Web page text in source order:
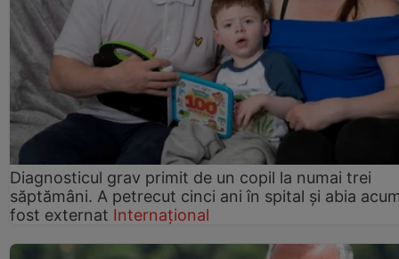
Diagnosticul grav primit de un copil la numai trei
săptămâni. A petrecut cinci ani în spital și abia
fost externat Internațional